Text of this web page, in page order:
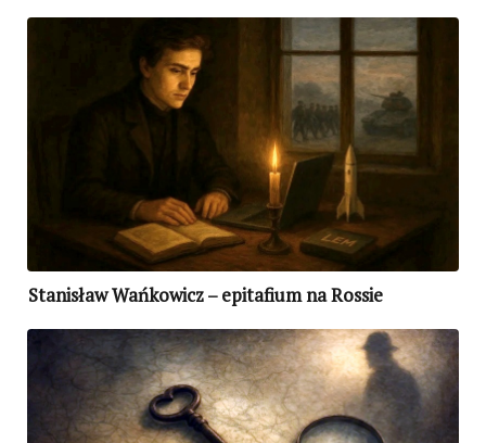
Stanisław Wańkowicz – epitafium na Rossie